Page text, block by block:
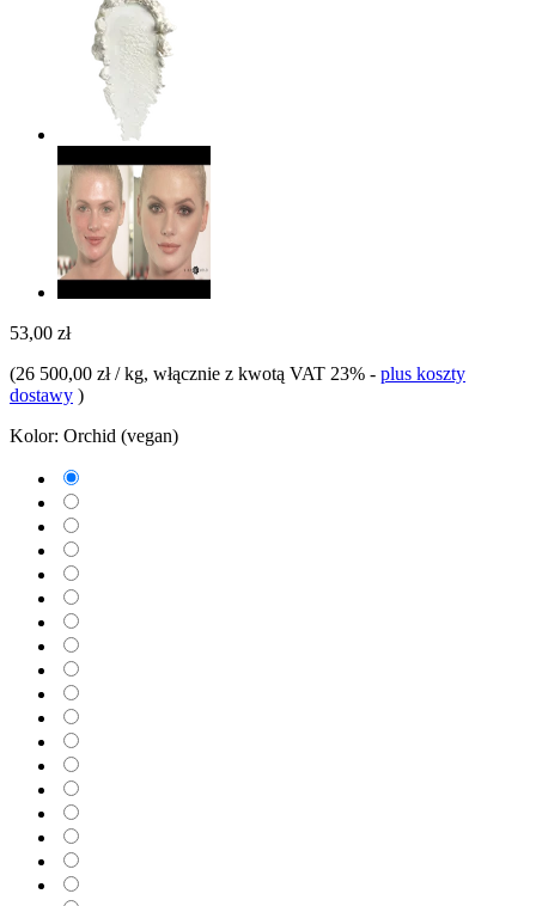
53,00 zł
(26 500,00 zł / kg, włącznie z kwotą VAT 23% - plus koszty
dostawy )
Kolor: Orchid (vegan)